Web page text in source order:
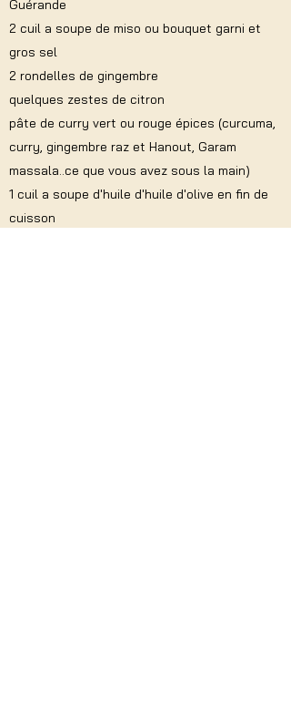
Guérande
2 cuil a soupe de miso ou bouquet garni et
gros sel
2 rondelles de gingembre
quelques zestes de citron
pâte de curry vert ou rouge épices (curcuma,
curry, gingembre raz et Hanout, Garam
massala..ce que vous avez sous la main)
1 cuil a soupe d'huile d'huile d'olive en fin de
cuisson